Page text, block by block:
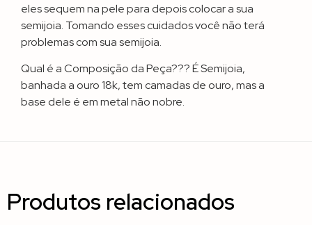
eles sequem na pele para depois colocar a sua
semijoia. Tomando esses cuidados você não terá
problemas com sua semijoia.
Qual é a Composição da Peça??? É Semijoia,
banhada a ouro 18k, tem camadas de ouro, mas a
base dele é em metal não nobre.
Produtos relacionados